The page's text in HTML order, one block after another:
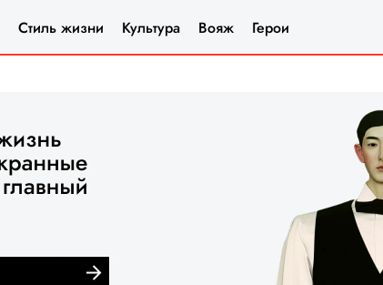
Стиль жизни Культура Вояж Герои